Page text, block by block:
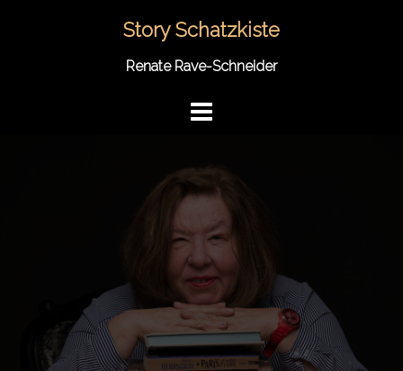
Story Schatzkiste
Renate Rave-Schneider